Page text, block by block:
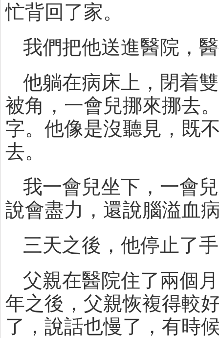
忙背回了家。
我們把他送進醫院，
他躺在病床上，閉着
被角，一會兒挪來挪去
字。他像是沒聽見，既
去。
我一會兒坐下，一會
說會盡力，還說腦溢血
三天之後，他停止了
父親在醫院住了兩個
年之後，父親恢複得較
了，說話也慢了，有時